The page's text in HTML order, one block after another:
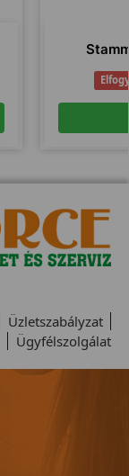
Üzletszabályzat
Ügyfélszolgálat